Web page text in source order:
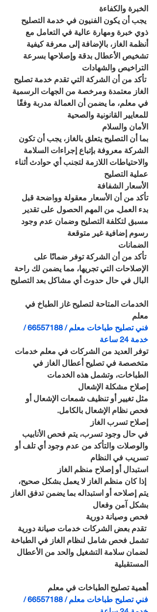
الخبرة والكفاءة
يجب أن يكون الفنيون في خدمة التصليح
ذوي خبرة ومهارة عالية في التعامل مع
أنظمة الغاز، بالإضافة إلى معرفة كيفية
تشخيص الأعطال بدقة وإصلاحها بسرعة
التراخيص والشهادات
تأكد من أن الشركة التي تقدم خدمة تصليح
الغاز معتمدة ومرخصة من الجهات الرسمية
في معلم، ما يضمن أن العمالة مدربة وفقًا
للمعايير القانونية والصحية
الأمان والسلام
بما أن التصليح يتعلق بالغاز، يجب أن تكون
الشركة معروفة بإتباع إجراءات السلامة
والاحتياطات اللازمة لتجنب أي حوادث أثناء
عملية التصليح
الأسعار الشفافة
تأكد من أن الأسعار معقولة وواضحة قبل
بدء العمل. من المهم الحصول على تقدير
مسبق لتكلفة التصليح وضمان عدم وجود
رسوم إضافية غير متوقعة
الضمانات
تأكد من أن الشركة توفر ضمانًا على
الإصلاحات التي تجريها، مما يضمن لك راحة
البال في حال حدوث أي مشاكل بعد التصليح
الخدمات المتاحة لتصليح غاز الطباخ في
معلم
فني تصليح طباخات معلم / 66557188 /
خدمة 24 ساعة
توفر العديد من الشركات في معلم خدمات
متخصصة في تصليح أعطال الغاز في
الطباخات، وتشمل هذه الخدمات
إصلاح مشكلة الإشعال
مثل تغيير أو تنظيف شمعات الإشعال أو
فحص نظام الإشعال بالكامل.
إصلاح تسرب الغاز
في حال وجود تسرب، يتم فحص الأنابيب
والوصلات والتأكد من عدم وجود أي تلف أو
تسريب في النظام
استبدال أو إصلاح منظم الغاز
إذا كان منظم الغاز لا يعمل بشكل صحيح،
يتم إصلاحه أو استبداله بما يضمن تدفق الغاز
بشكل آمن وفعال
فحص وصيانة دورية
تقدم بعض الشركات خدمات صيانة دورية
تشمل فحص شامل لنظام الغاز في الطباخة
لضمان سلامة التشغيل والحد من الأعطال
المستقبلية
أهمية تصليح الطباخات في معلم
فني تصليح طباخات معلم / 66557188 /